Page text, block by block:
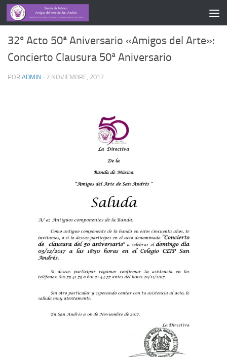
CONCIERTOS
32º Acto 50ª Aniversario «Amigos del Arte»:
Concierto Clausura 50ª Aniversario
POR ADMIN · 7 NOVIEMBRE, 2017